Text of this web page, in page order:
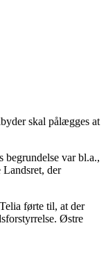
skal pålægges at
begrundelse var bl.a.,
der
førte til, at der
Østre